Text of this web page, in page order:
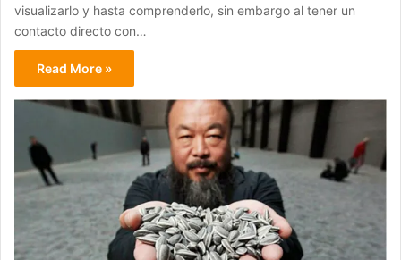
visualizarlo y hasta comprenderlo, sin embargo al tener un
contacto directo con…
Read More »